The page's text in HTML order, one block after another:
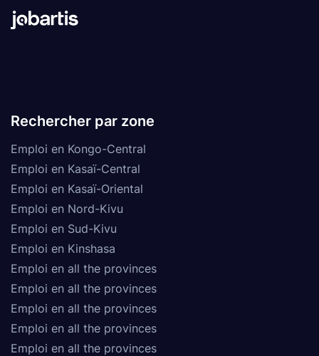
Rechercher par zone
Emploi en Kongo-Central
Emploi en Kasaï-Central
Emploi en Kasaï-Oriental
Emploi en Nord-Kivu
Emploi en Sud-Kivu
Emploi en Kinshasa
Emploi en all the provinces
Emploi en all the provinces
Emploi en all the provinces
Emploi en all the provinces
Emploi en all the provinces